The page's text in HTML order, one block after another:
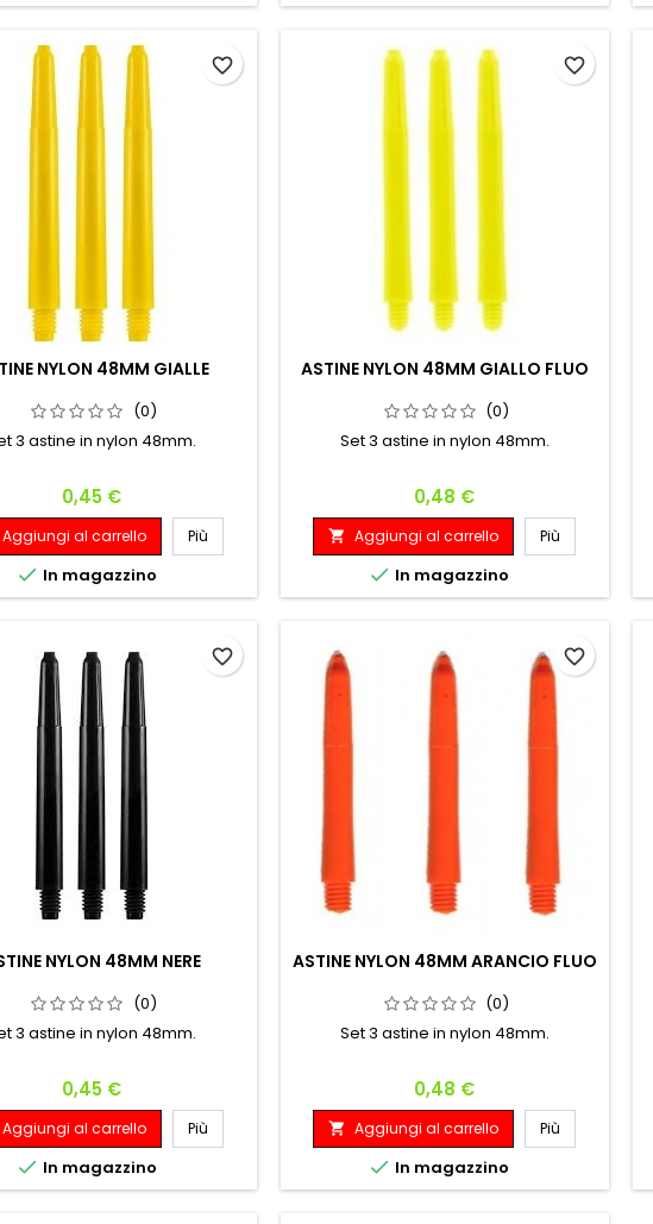
NYLON 48MM GIALLE
(0)
3 astine in nylon 48mm.
Prezzo
0,45 €
Aggiungi al carrello Più
 In magazzino
favorite_border
ASTINE NYLON 48MM GIALLO FLUO
(0)
Set 3 astine in nylon 48mm.
Prezzo
0,48 €
 Aggiungi al carrello Più
 In magazzino
favorite_border
NYLON 48MM NERE
(0)
3 astine in nylon 48mm.
Prezzo
0,45 €
Aggiungi al carrello Più
 In magazzino
favorite_border
ASTINE NYLON 48MM ARANCIO FLUO
(0)
Set 3 astine in nylon 48mm.
Prezzo
0,48 €
 Aggiungi al carrello Più
 In magazzino
favorite_border